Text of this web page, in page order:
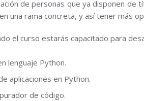
de personas que ya disponen de
una rama concreta, y así tener más
el curso estarás capacitado para
lenguaje Python.
aplicaciones en Python.
de código.